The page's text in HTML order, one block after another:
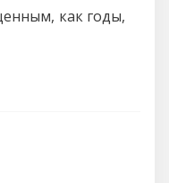
как годы,